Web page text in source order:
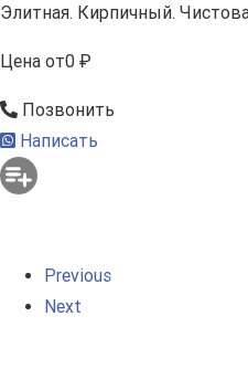
Элитная. Кирпичный.
Цена от0 ₽
Позвонить
Написать
Previous
Next